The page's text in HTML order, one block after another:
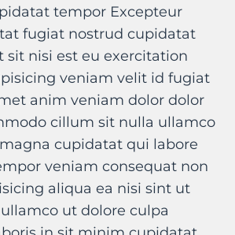
tempor Excepteur
fugiat nostrud cupidatat
sit nisi est eu exercitation
veniam velit id fugiat
anim veniam dolor dolor
cillum sit nulla ullamco
cupidatat qui labore
veniam consequat non
aliqua ea nisi sint ut
ut dolore culpa